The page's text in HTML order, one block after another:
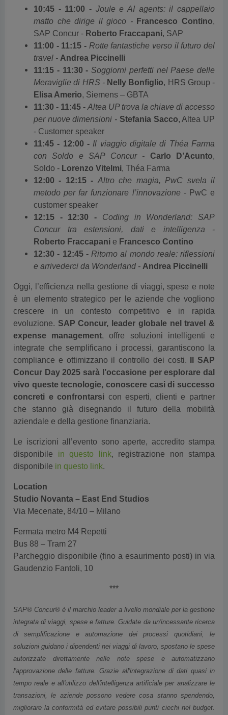
10:45 - 11:00 - Joule e AI agents: il cappellaio
matto che dirige il gioco - Francesco Contino,
SAP Concur - Roberto Fraccapani, SAP
11:00 - 11:15 - Rotte fantastiche verso il futuro del
travel - Andrea Piccinelli
11:15 - 11:30 - Soggiorni perfetti nel Paese delle
Meraviglie di HRS - Nelly Bonfiglio, HRS Group -
Elisa Amerio, Siemens – GBTA
11:30 - 11:45 - Altea UP trova la chiave di accesso
per nuove dimensioni - Stefania Sacco, Altea UP
- Customer speaker
11:45 - 12:00 - Il viaggio digitale di Théa Farma
con Soldo e SAP Concur - Carlo D’Acunto,
Soldo - Lorenzo Vitelmi, Théa Farma
12:00 - 12:15 - Altro che magia, PwC svela il
metodo per far funzionare l’innovazione - PwC e
customer speaker
12:15 - 12:30 - Coding in Wonderland: SAP
Concur tra estensioni, dati e intelligenza -
Roberto Fraccapani e Francesco Contino
12:30 - 12:45 - Ritorno al mondo reale: riflessioni
e arrivederci da Wonderland - Andrea Piccinelli
Oggi, l’efficienza nella gestione di viaggi, spese e note
è un elemento strategico per le aziende che vogliono
crescere in un contesto competitivo e in rapida
evoluzione. SAP Concur, leader globale nel travel &
expense management, offre soluzioni intelligenti e
integrate che semplificano i processi, garantiscono la
compliance e ottimizzano il controllo dei costi.
Il SAP
Concur Day 2025 sarà l’occasione per esplorare dal
vivo queste tecnologie, conoscere casi di successo
concreti e confrontarsi con esperti, clienti e partner
che stanno già disegnando il futuro della mobilità
aziendale e della gestione finanziaria.
Le iscrizioni all’evento sono aperte, accredito stampa
disponibile in questo link, registrazione non stampa
disponibile in questo link.
Location
Studio Novanta – East End Studios
Via Mecenate, 84/10 – Milano
Fermata metro M4 Repetti
Bus 88 – Tram 27
Parcheggio disponibile (fino a esaurimento posti) in via
Gaudenzio Fantoli, 10
***
SAP® Concur® è il marchio leader a livello mondiale per la gestione
integrata di viaggi, spese e fatture. Guidate da un'incessante ricerca
di semplificazione e automazione dei processi quotidiani, le
soluzioni guidano i dipendenti nei viaggi di lavoro, spostano le spese
autorizzate direttamente nelle note spese e automatizzano
l'approvazione delle fatture. Grazie all'integrazione di dati quasi in
tempo reale e all'utilizzo dell'intelligenza artificiale per analizzare le
transazioni, le aziende possono vedere cosa stanno spendendo,
migliorare la conformità ed evitare possibili punti ciechi nel budget.